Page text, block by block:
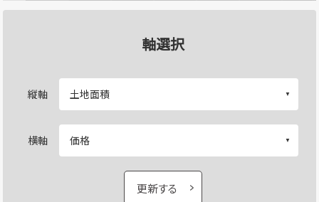
軸選択
縦軸
横軸
更新する